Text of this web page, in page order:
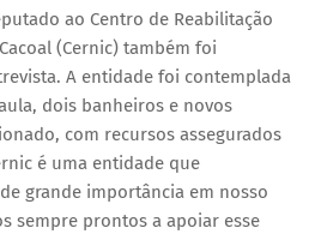
ao Centro de Reabilitação
(Cernic) também foi
A entidade foi contemplada
dois banheiros e novos
com recursos assegurados
é uma entidade que
grande importância em nosso
sempre prontos a apoiar esse